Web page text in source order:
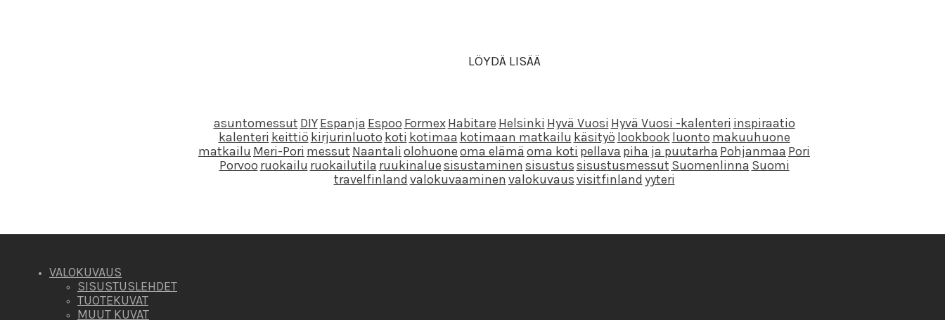
LÖYDÄ LISÄÄ
asuntomessut DIY Espanja Espoo Formex Habitare Helsinki Hyvä Vuosi Hyvä Vuosi -kalenteri inspiraatio
kalenteri keittiö kirjurinluoto koti kotimaa kotimaan matkailu käsityö lookbook luonto makuuhuone
matkailu Meri-Pori messut Naantaliolohuoneoma elämäoma koti pellava piha ja puutarha Pohjanmaa Pori
Porvoo ruokailu ruokailutila ruukinaluesisustaminensisustussisustusmessut Suomenlinna Suomi
travelfinlandvalokuvaaminenvalokuvausvisitfinlandyyteri
VALOKUVAUS
SISUSTUSLEHDET
TUOTEKUVAT
MUUT KUVAT